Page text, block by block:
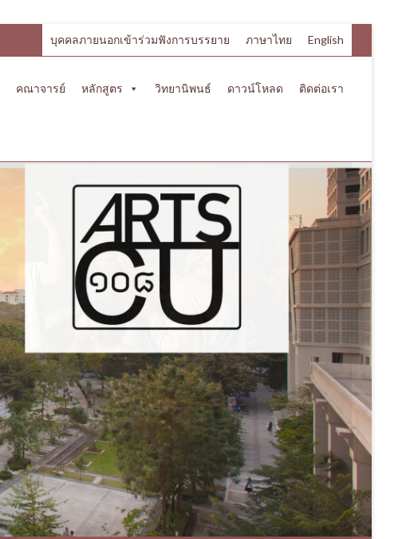
บุคคลภายนอกเข้าร่วมฟังการบรรยาย ภาษาไทย English
คณาจารย์ หลักสูตร วิทยานิพนธ์ ดาวน์โหลด ติดต่อเรา